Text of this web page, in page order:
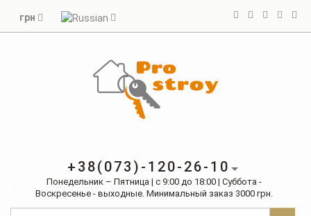
грн
+38(073)-120-26-10
Понедельник – Пятница | с 9:00 до 18:00 | Суббота -
Воскресенье - выходные. Минимальный заказ 3000 грн.